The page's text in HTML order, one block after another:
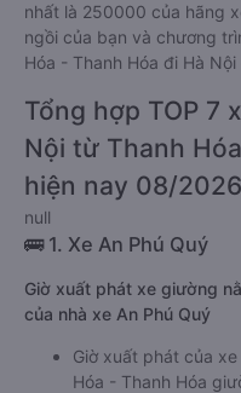
nhất là 250000 của hãng
ngồi của bạn và chương
Hóa - Thanh Hóa đi Hà
Tổng hợp TOP 7
Nội từ Thanh
hiện nay 08/2026
null
🚌 1. Xe An Phú Quý
Giờ xuất phát xe giường
của nhà xe An Phú Quý
Giờ xuất phát của
Hóa - Thanh Hóa